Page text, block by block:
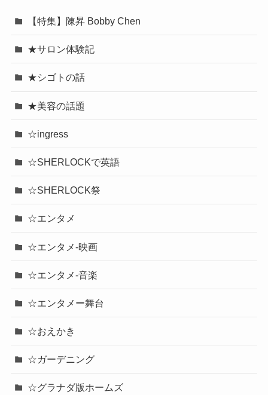
【特集】陳昇 Bobby Chen
★サロン体験記
★シゴトの話
★美容の話題
☆ingress
☆SHERLOCKで英語
☆SHERLOCK祭
☆エンタメ
☆エンタメ-映画
☆エンタメ-音楽
☆エンタメー舞台
☆おえかき
☆ガーデニング
☆グラナダ版ホームズ